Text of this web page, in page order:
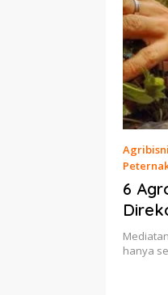
20
6
hanya